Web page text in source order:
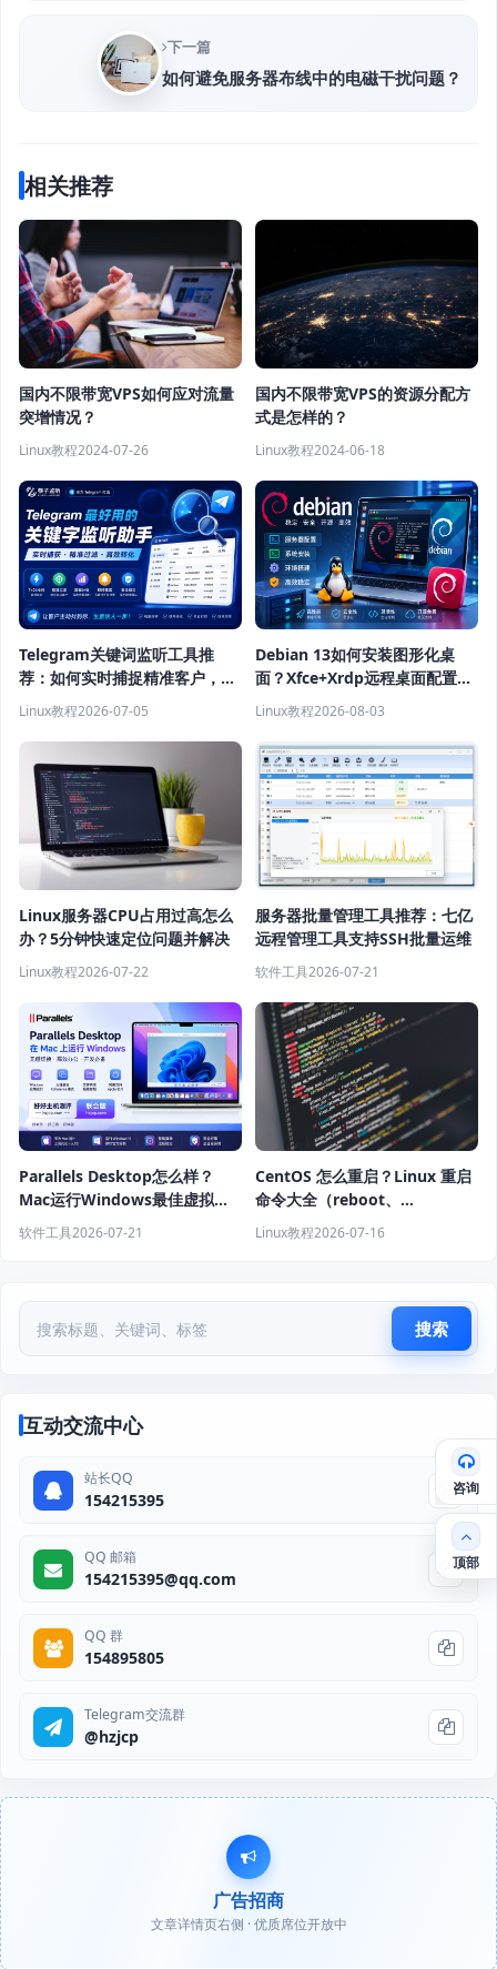
下一篇
如何避免服务器布线中的电磁干扰问题？
相关推荐
国内不限带宽VPS如何应对流量
突增情况？
Linux教程2024-07-26
国内不限带宽VPS的资源分配方
式是怎样的？
Linux教程2024-06-18
Telegram关键词监听工具推
荐：如何实时捕捉精准客户，提
高获客效率？
Linux教程2026-07-05
Debian 13如何安装图形化桌
面？Xfce+Xrdp远程桌面配置教
程
Linux教程2026-08-03
Linux服务器CPU占用过高怎么
办？5分钟快速定位问题并解决
Linux教程2026-07-22
服务器批量管理工具推荐：七亿
远程管理工具支持SSH批量运维
软件工具2026-07-21
Parallels Desktop怎么样？
Mac运行Windows最佳虚拟机
软件推荐
软件工具2026-07-21
CentOS 怎么重启？Linux 重启
命令大全（reboot、
shutdown、systemctl 教程）
Linux教程2026-07-16
搜索
互动交流中心
站长QQ
154215395
QQ 邮箱
154215395@qq.com
QQ 群
154895805
Telegram交流群
@hzjcp
广告招商
文章详情页右侧 · 优质席位开放中
咨询
顶部